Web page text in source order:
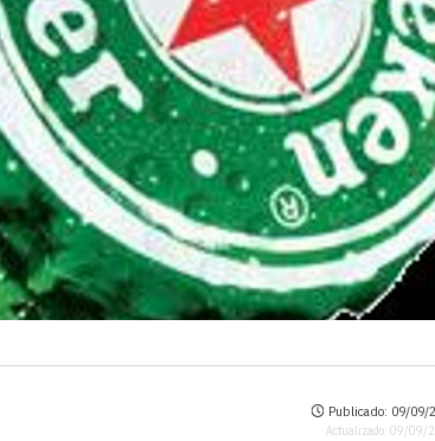
Publicado: 09/09/
Actualizado: 09/09/